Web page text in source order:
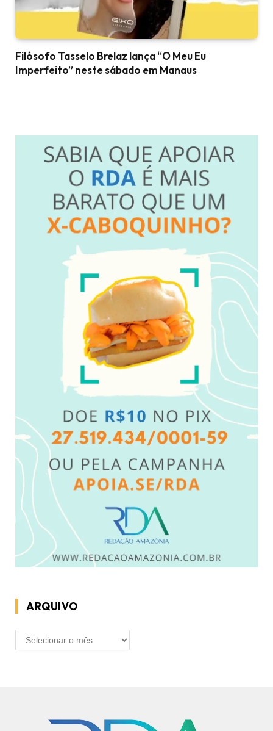
Filósofo Tasselo Brelaz lança “O Meu Eu
Imperfeito” neste sábado em Manaus
ARQUIVO
ARQUIVO